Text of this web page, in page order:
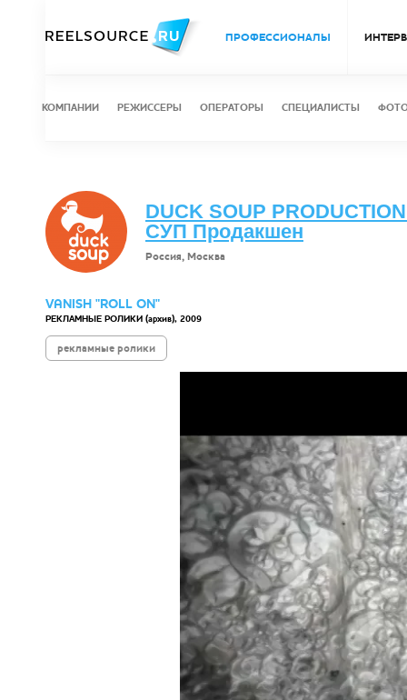
ПРОФЕССИОНАЛЫ
КОМПАНИИ РЕЖИССЕРЫ ОПЕРАТОРЫ СПЕЦИАЛИСТЫ
DUCK SOUP
СУП Продакшен
Россия, Москва
VANISH "ROLL ON"
РЕКЛАМНЫЕ РОЛИКИ (архив), 2009
рекламные ролики